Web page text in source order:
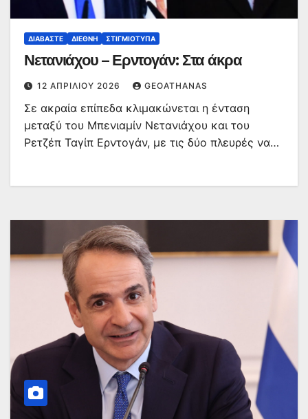
ΔΙΑΒΆΣΤΕ ΔΙΕΘΝΉ ΣΤΙΓΜΙΌΤΥΠΑ
Νετανιάχου – Ερντογάν: Στα άκρα
12 ΑΠΡΙΛΊΟΥ 2026 GEOATHANAS
Σε ακραία επίπεδα κλιμακώνεται η ένταση
μεταξύ του Μπενιαμίν Νετανιάχου και του
Ρετζέπ Ταγίπ Ερντογάν, με τις δύο πλευρές να…